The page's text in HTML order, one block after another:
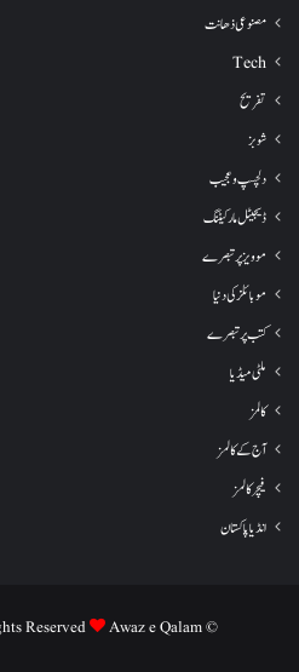
مصنوعی ذھانت
Tech
تفریح
شوبز
دلچسپ و عجیب
ڈیجیٹل مارکیٹنگ
موویز پر تبصرے
موبائلز کی دنیا
کتب پر تبصرے
ملٹی میڈیا
کالمز
آج کے کالمز
فیچر کالمز
انڈیا پاکستان
© Copyright 2026, All Rights Reserved
Awaz e Qalam.